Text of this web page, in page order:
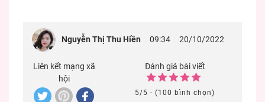
Nguyễn Thị Thu Hiền 09:34 20/10/2022
Liên kết mạng xã
hội
Đánh giá bài viết
5/5 - (100 bình chọn)